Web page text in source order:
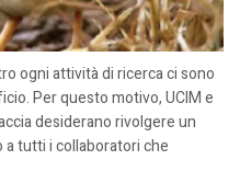
ogni attività di ricerca ci sono
Per questo motivo, UCIM e
desiderano rivolgere un
tutti i collaboratori che